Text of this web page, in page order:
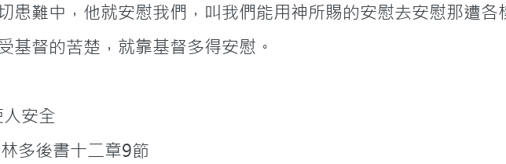
患難中，他就安慰我們，叫我們能用神所賜的安慰去安慰那遭各
基督的苦楚，就靠基督多得安慰。
安全
哥林多後書十二章9節